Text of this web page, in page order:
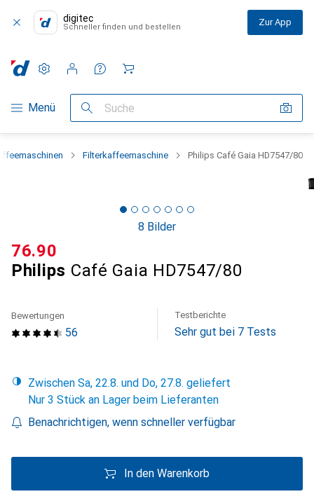
digitec
Schneller finden und bestellen Zur App
Navigation nach Kategorien
Menü Suche
Einstellungen
Kundenkonto
Vergleichslisten
Merklisten
Warenkorb
Filterkaffeemaschine Philips Café Gaia HD7547/80
8 Bilder
Philips Café Gaia HD7547/80
CHF
76.90
56
Bewertungen Testberichte
Sehr gut bei 7 Tests
Zwischen Sa, 22.8. und Do, 27.8. geliefert
Nur 3 Stück an Lager beim Lieferanten
Benachrichtigen, wenn schneller verfügbar
In den Warenkorb